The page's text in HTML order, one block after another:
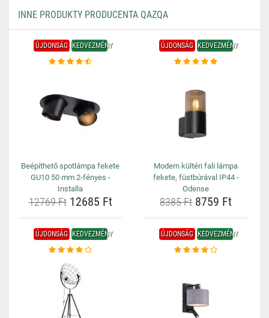
INNE PRODUKTY PRODUCENTA QAZQA
ÚJDONSÁG KEDVEZMÉNY
Beépíthető spotlámpa fekete
GU10 50 mm 2-fényes -
Installa
12769 Ft12685 Ft
ÚJDONSÁG KEDVEZMÉNY
Modern kültéri fali lámpa
fekete, füstbúrával IP44 -
Odense
8385 Ft 8759 Ft
ÚJDONSÁG KEDVEZMÉNY ÚJDONSÁG KEDVEZMÉNY